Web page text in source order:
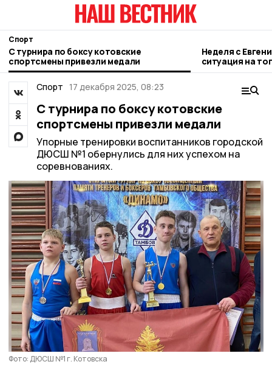
Спорт
С турнира по боксу котовские
спортсмены привезли медали
Неделя с
ситуация на
городе и
Спорт 17 декабря 2025, 08:23
С турнира по боксу котовские
спортсмены привезли медали
Упорные тренировки воспитанников городской
ДЮСШ №1 обернулись для них успехом на
соревнованиях.
Фото: ДЮСШ №1 г. Котовска